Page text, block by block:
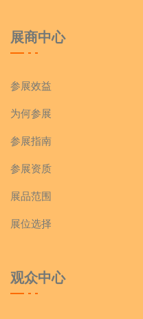
展商中心
参展效益
为何参展
参展指南
参展资质
展品范围
展位选择
观众中心